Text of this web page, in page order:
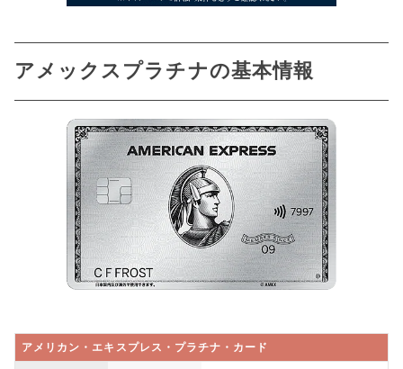
違い
インビテーション経由で申し込んでカードが
手元に来るまで
インビテーションの有効期限
プロパーカードで良好なクレヒスを積んでア
メックスプラチナのインビテーションを目指
そう
アメックスプラチナの基本情報
アメリカン・エキスプレス・プラチナ・カード